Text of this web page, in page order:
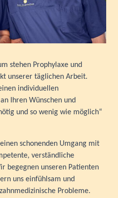
stehen Prophylaxe und
unserer täglichen Arbeit.
individuellen
Ihren Wünschen und
und so wenig wie möglich“
schonenden Umgang mit
verständliche
begegnen unseren Patienten
uns einfühlsam und
Probleme.